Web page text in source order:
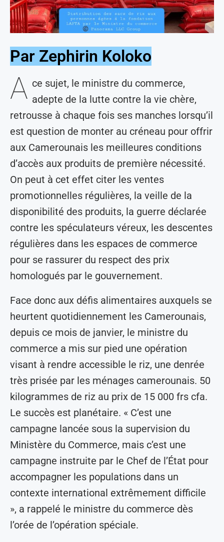
Par Zephirin Koloko
A ce sujet, le ministre du commerce,
adepte de la lutte contre la vie chère,
retrousse à chaque fois ses manches lorsqu’il
est question de monter au créneau pour offrir
aux Camerounais les meilleures conditions
d’accès aux produits de première nécessité.
On peut à cet effet citer les ventes
promotionnelles régulières, la veille de la
disponibilité des produits, la guerre déclarée
contre les spéculateurs véreux, les descentes
régulières dans les espaces de commerce
pour se rassurer du respect des prix
homologués par le gouvernement.
Face donc aux défis alimentaires auxquels se
heurtent quotidiennement les Camerounais,
depuis ce mois de janvier, le ministre du
commerce a mis sur pied une opération
visant à rendre accessible le riz, une denrée
très prisée par les ménages camerounais. 50
kilogrammes de riz au prix de 15 000 frs cfa.
Le succès est planétaire. « C’est une
campagne lancée sous la supervision du
Ministère du Commerce, mais c’est une
campagne instruite par le Chef de l’État pour
accompagner les populations dans un
contexte international extrêmement difficile
», a rappelé le ministre du commerce dès
l’orée de l’opération spéciale.